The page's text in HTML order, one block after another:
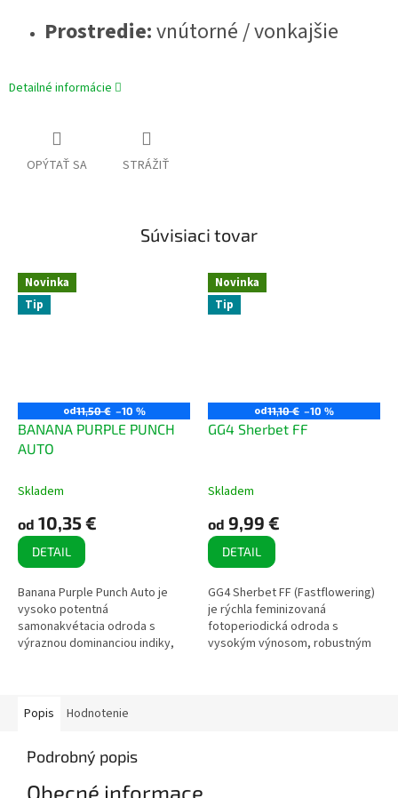
Prostredie:vnútorné / vonkajšie
Detailné informácie
OPÝTAŤ SA STRÁŽIŤ
Súvisiaci tovar
Novinka
Tip
od11,50 € –10 %
BANANA PURPLE PUNCH
AUTO
Skladem
od 10,35 €
DETAIL
Banana Purple Punch Auto je
vysoko potentná
samonakvétacia odroda s
výraznou dominanciou indiky,
cyklom,...
Novinka
Tip
od11,10 € –10 %
GG4 Sherbet FF
Skladem
od 9,99 €
DETAIL
GG4 Sherbet FF (Fastflowering)
je rýchla feminizovaná
fotoperiodická odroda s
vysokým výnosom, robustným
Popis
Hodnotenie
Podrobný popis
Obecné informace